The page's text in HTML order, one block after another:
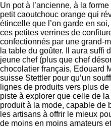
Un pot à l’ancienne, à la
petit caoutchouc orange qui
étincelle que l’on garde en
ces petites verrines de
confectionnés par une grand-
la table du goûter. Il aura suffi
jeune chef (plus que chef
chocolatier français, Edouard
suisse Stettler pour qu’un
lignes de produits vers plus
piste à explorer que celle de
produit à la mode, capable de
les artisans à offrir le mieux
de moins en moins amateurs